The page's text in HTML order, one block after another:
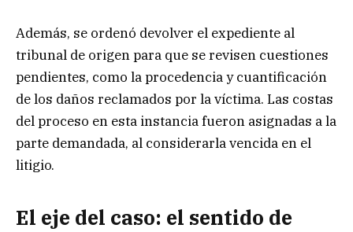
Además, se ordenó devolver el expediente al
tribunal de origen para que se revisen cuestiones
pendientes, como la procedencia y cuantificación
de los daños reclamados por la víctima. Las costas
del proceso en esta instancia fueron asignadas a la
parte demandada, al considerarla vencida en el
litigio.
El eje del caso: el sentido de